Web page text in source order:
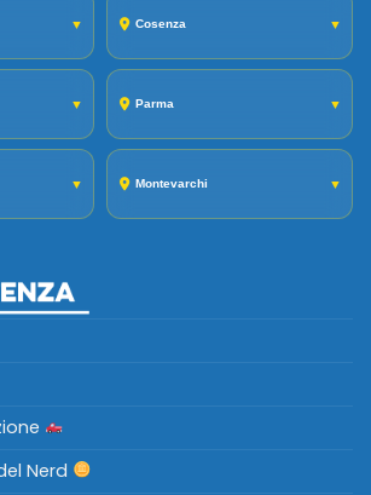
▼ Cosenza ▼
▼ Parma ▼
▼ Montevarchi ▼
Nerd